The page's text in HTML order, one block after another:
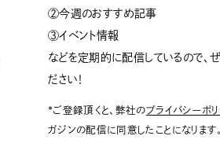
②今週のおすすめ記事
③イベント情報
などを定期的に配信しているので、
ださい！
*ご登録頂くと、弊社のプライバシーポ
ガジンの配信に同意したことになります。